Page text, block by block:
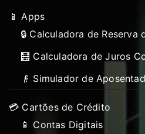
📱 Apps
🔒 Calculadora de Reserva
🧮 Calculadora de Juros
👴 Simulador de
💳 Cartões de Crédito
📱 Contas Digitais